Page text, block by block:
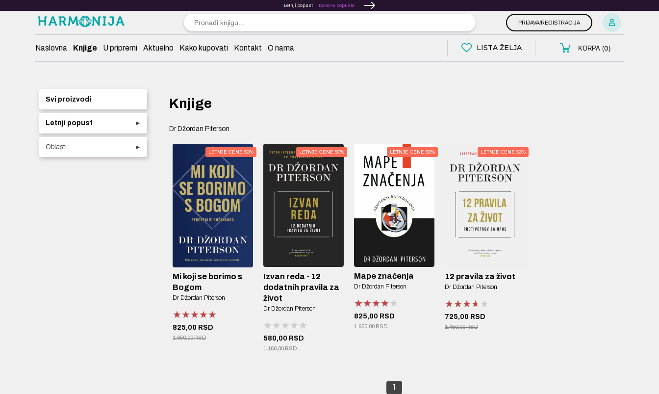
Letnji popust Do 80% popusta
PRIJAVA/REGISTRACIJA
Naslovna Knjige U pripremi Aktuelno Kako kupovati Kontakt O nama LISTA ŽELJA KORPA (0)
Svi proizvodi
Letnji popust ▸
Oblasti ▸
Knjige
Dr Džordan Piterson
LETNJE CENE 50%
Mi koji se borimo s
Bogom
Dr Džordan Piterson
★★★★★
★★★★★
★★★★★
825,00 RSD
1.650,00 RSD
LETNJE CENE 50%
Izvan reda - 12
dodatnih pravila za
život
Dr Džordan Piterson
★★★★★
★★★★★
★★★★★
580,00 RSD
1.160,00 RSD
LETNJE CENE 50%
Mape značenja
Dr Džordan Piterson
★★★★★
★★★★★
★★★★★
825,00 RSD
1.650,00 RSD
LETNJE CENE 50%
12 pravila za život
Dr Džordan Piterson
★★★★★
★★★★★
★★★★★
725,00 RSD
1.450,00 RSD
1